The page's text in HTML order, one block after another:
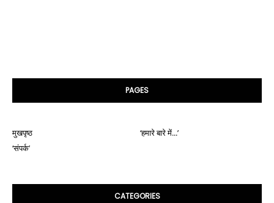
PAGES
मुखपृष्ठ
‘हमारे बारे में...’
‘संपर्क’
CATEGORIES